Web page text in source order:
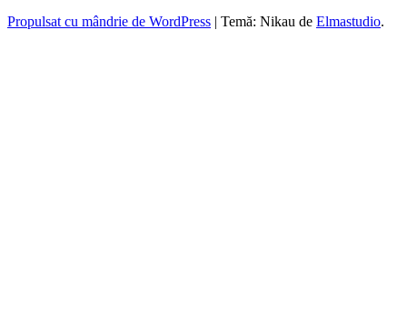
Propulsat cu mândrie de WordPress | Temă: Nikau de Elmastudio.